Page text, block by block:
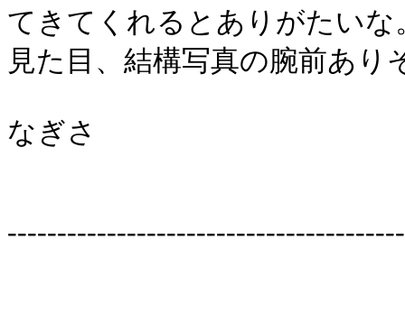
てきてくれるとありがたいな
見た目、結構写真の腕前あ
なぎさ